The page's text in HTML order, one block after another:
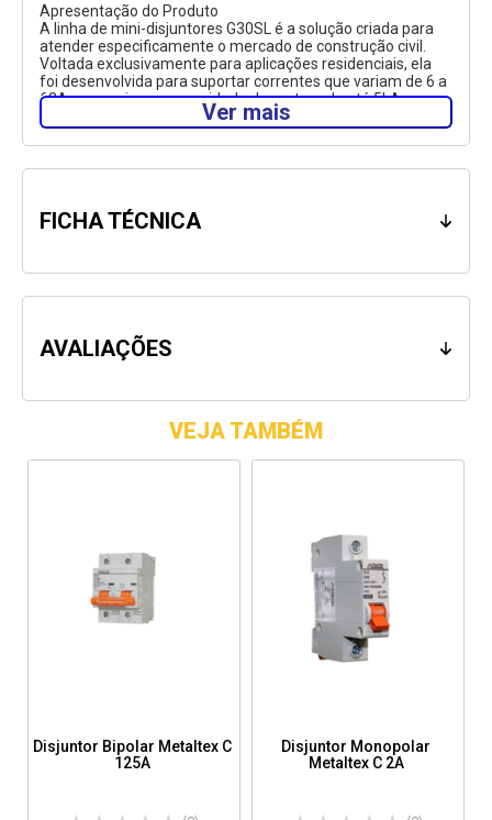
Apresentação do Produto
A linha de mini-disjuntores G30SL é a solução criada para
atender especificamente o mercado de construção civil.
Voltada exclusivamente para aplicações residenciais, ela
foi desenvolvida para suportar correntes que variam de 6 a
63A e possui uma capacidade de ruptura de até 5kA,
estando em conformidade com a norma NBR 60898 além
de possuir certificação INMETRO.
Especificações Técnicas
Corrente Nominal: 20A
Ver mais
FICHA TÉCNICA
AVALIAÇÕES
VEJA TAMBÉM
Disjuntor Bipolar Metaltex C
125A
Disjuntor Monopolar
Metaltex C 2A